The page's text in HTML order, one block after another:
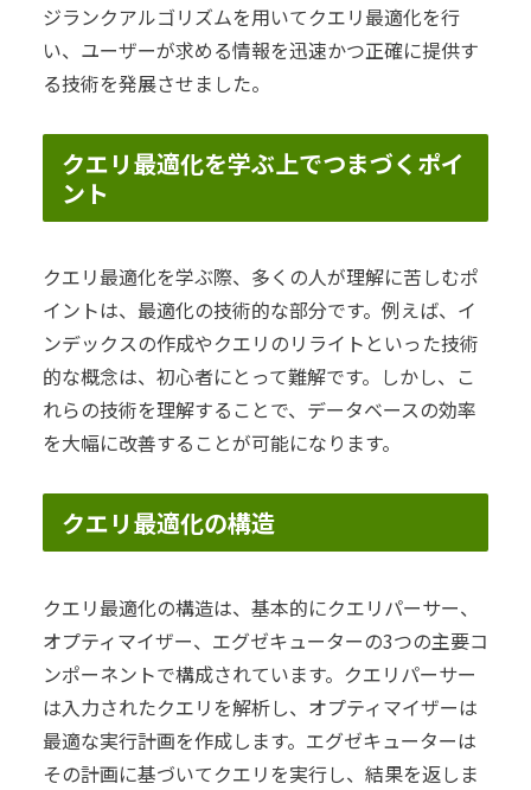
ジランクアルゴリズムを用いてクエリ最適化を行
い、ユーザーが求める情報を迅速かつ正確に提供す
る技術を発展させました。
クエリ最適化を学ぶ上でつまづくポイ
ント
クエリ最適化を学ぶ際、多くの人が理解に苦しむポ
イントは、最適化の技術的な部分です。例えば、イ
ンデックスの作成やクエリのリライトといった技術
的な概念は、初心者にとって難解です。しかし、こ
れらの技術を理解することで、データベースの効率
を大幅に改善することが可能になります。
クエリ最適化の構造
クエリ最適化の構造は、基本的にクエリパーサー、
オプティマイザー、エグゼキューターの3つの主要コ
ンポーネントで構成されています。クエリパーサー
は入力されたクエリを解析し、オプティマイザーは
最適な実行計画を作成します。エグゼキューターは
その計画に基づいてクエリを実行し、結果を返しま